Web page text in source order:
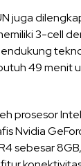
juga
3-cell
49 menit
prosesor
Nvidia
sebesar